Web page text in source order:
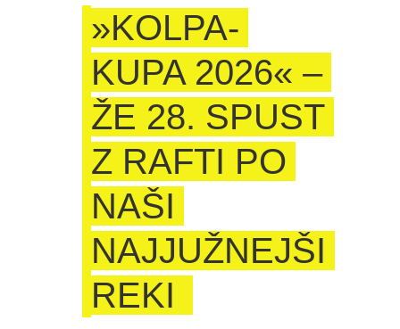
»KOLPA-
KUPA 2026« –
ŽE 28. SPUST
Z RAFTI PO
NAŠI
NAJJUŽNEJŠI
REKI